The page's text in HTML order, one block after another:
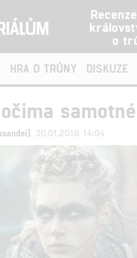
o
HRA O TRŮNY DISKUZE
, 30.01.2018 14:04